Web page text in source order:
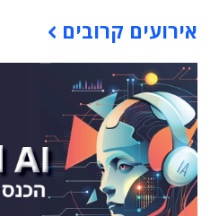
אירועים קרובים